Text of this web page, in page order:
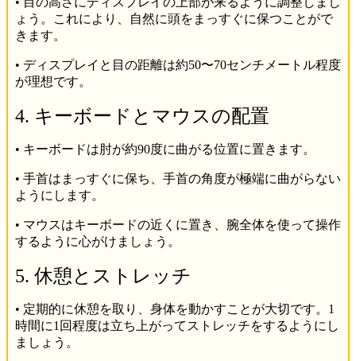
ょう。これにより、自然に頭をまっすぐに保つことがで
きます。
• ディスプレイと目の距離は約50〜70センチメートル程度
が理想です。
4. キーボードとマウスの配置
• キーボードは肘が約90度に曲がる位置に置きます。
• 手首はまっすぐに保ち、手首の角度が極端に曲がらない
ようにします。
• マウスはキーボードの近くに置き、腕全体を使って操作
するように心がけましょう。
5. 休憩とストレッチ
• 定期的に休憩を取り、身体を動かすことが大切です。1
時間に1回程度は立ち上がってストレッチをするようにし
ましょう。